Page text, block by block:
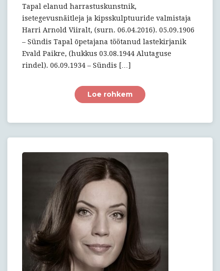
Tapal elanud harrastuskunstnik,
isetegevusnäitleja ja kipsskulptuuride valmistaja
Harri Arnold Viiralt, (surn. 06.04.2016). 05.09.1906
– Sündis Tapal õpetajana töötanud lastekirjanik
Evald Paikre, (hukkus 03.08.1944 Alutaguse
rindel). 06.09.1934 – Sündis […]
Loe rohkem